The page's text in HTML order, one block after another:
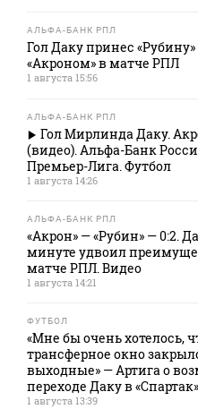
АЛЬФА-БАНК РПЛ
Гол Даку принес
«Акроном» в матче РПЛ
1 августа 15:56
АЛЬФА-БАНК РПЛ
Гол Мирлинда Даку.
(видео). Альфа-Банк
Премьер-Лига. Футбол
1 августа 14:26
АЛЬФА-БАНК РПЛ
«Акрон» — «Рубин» — 0:2.
минуте удвоил
матче РПЛ. Видео
1 августа 14:21
ФУТБОЛ
«Мне бы очень хотелось,
трансферное окно
выходные» — Артига о
переходе Даку в «Спартак»
1 августа 13:39